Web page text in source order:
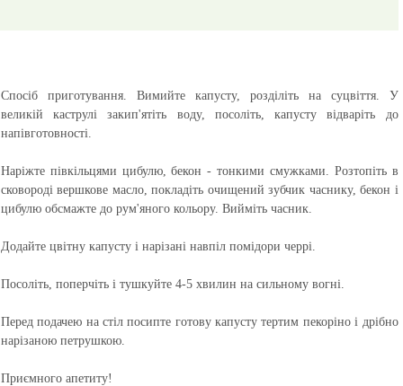
Спосіб приготування. Вимийте капусту, розділіть на суцвіття. У
великій каструлі закип'ятіть воду, посоліть, капусту відваріть до
напівготовності.
Наріжте півкільцями цибулю, бекон - тонкими смужками. Розтопіть в
сковороді вершкове масло, покладіть очищений зубчик часнику, бекон і
цибулю обсмажте до рум'яного кольору. Вийміть часник.
Додайте цвітну капусту і нарізані навпіл помідори черрі.
Посоліть, поперчіть і тушкуйте 4-5 хвилин на сильному вогні.
Перед подачею на стіл посипте готову капусту тертим пекоріно і дрібно
нарізаною петрушкою.
Приємного апетиту!